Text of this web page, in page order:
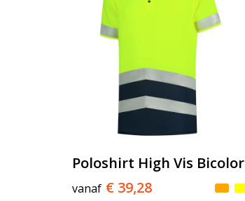
Poloshirt High Vis Bicolor
vanaf € 39,28